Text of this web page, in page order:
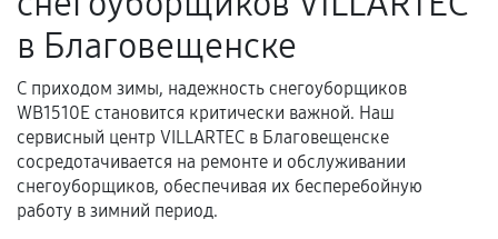
Несоответствие комплектующей заявленным
техническим характеристикам.
Документы для подтверждения
гарантии
Гарантийный талон.
в Благовещенске
С приходом зимы, надежность снегоуборщиков
WB1510E становится критически важной. Наш
сервисный центр VILLARTEC в Благовещенске
сосредотачивается на ремонте и обслуживании
снегоуборщиков, обеспечивая их бесперебойную
работу в зимний период.